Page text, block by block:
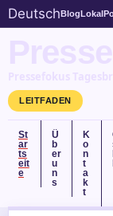
DeutschBlogLokal
Pressefokus
LEITFADEN
St
ar
ts
eit
e
Ü
b
er
u
n
s
K
o
n
t
a
k
t